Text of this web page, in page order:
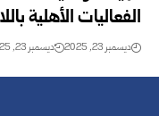
الفعاليات الأهلية
ديسمبر 23, 2025 ديسمبر 23, 2025